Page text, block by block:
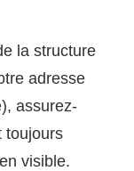
la structure
adresse
assurez-
toujours
visible.